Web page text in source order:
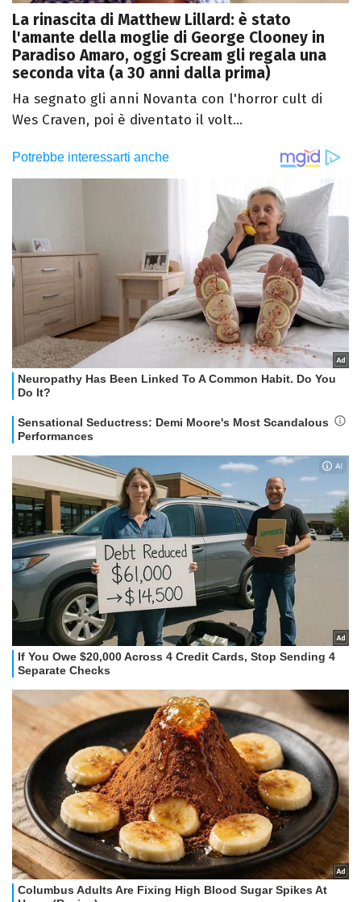
La rinascita di Matthew Lillard: è stato
l'amante della moglie di George Clooney in
Paradiso Amaro, oggi Scream gli regala una
seconda vita (a 30 anni dalla prima)
Ha segnato gli anni Novanta con l'horror cult di
Wes Craven, poi è diventato il volt...